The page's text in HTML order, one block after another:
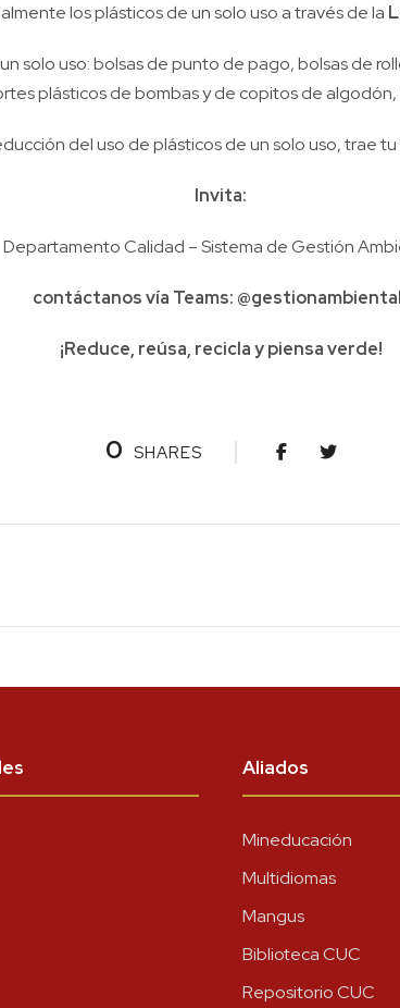
los plásticos de un solo uso a través de la
solo uso: bolsas de punto de pago, bolsas de
plásticos de bombas y de copitos de algodón,
del uso de plásticos de un solo uso, trae
Invita:
Departamento Calidad – Sistema de Gestión
contáctanos vía Teams:
¡Reduce, reúsa, recicla y piensa verde!
0 SHARES
Aliados
Mineducación
Multidiomas
Mangus
Biblioteca CUC
Repositorio CUC